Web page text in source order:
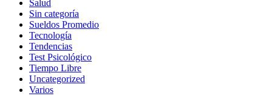
Salud
Sin categoría
Sueldos Promedio
Tecnología
Tendencias
Test Psicológico
Tiempo Libre
Uncategorized
Varios